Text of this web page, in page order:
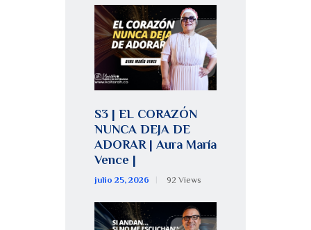
S3 | EL CORAZÓN
NUNCA DEJA DE
ADORAR | Aura María
Vence |
julio 25, 2026 92 Views